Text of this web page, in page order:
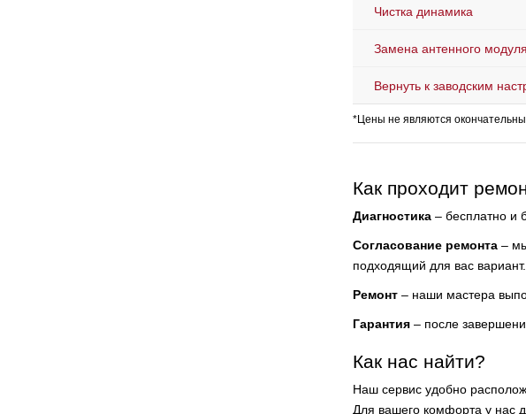
Чистка динамика
Замена антенного модуля
Вернуть к заводским
*Цены не являются
Как проходит
Диагностика – бесплатно и
Согласование ремонта –
подходящий для вас вариант.
Ремонт – наши мастера
Гарантия – после
Как нас найти?
Наш сервис удобно
Для вашего комфорта у нас